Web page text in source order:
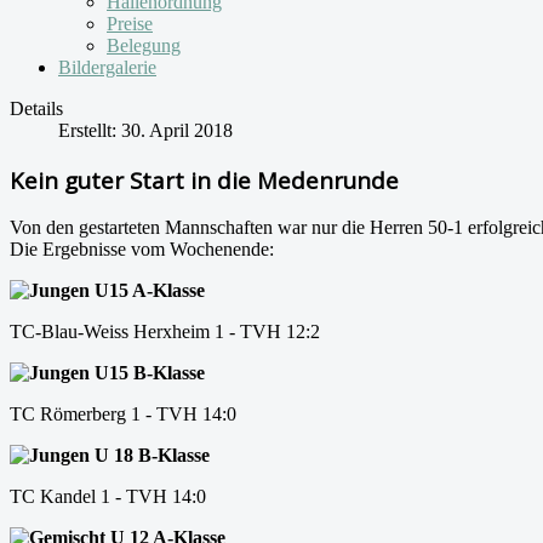
Preise
Belegung
Bildergalerie
Details
Erstellt: 30. April 2018
Kein guter Start in die Medenrunde
Von den gestarteten Mannschaften war nur die Herren 50-1
Die Ergebnisse vom Wochenende:
Jungen U15 A-Klasse
TC-Blau-Weiss Herxheim 1 - TVH 12:2
Jungen U15 B-Klasse
TC Römerberg 1 - TVH 14:0
Jungen U 18 B-Klasse
TC Kandel 1 - TVH 14:0
Gemischt U 12 A-Klasse